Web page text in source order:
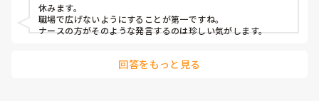
休みます。
職場で広げないようにすることが第一ですね。
ナースの方がそのような発言するのは珍しい気がします。
回答をもっと見る